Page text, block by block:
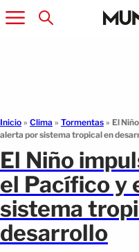
Inicio » Clima » Tormentas » El
alerta por sistema tropical en
El Niño
el Pacífico y
sistema
desarrollo